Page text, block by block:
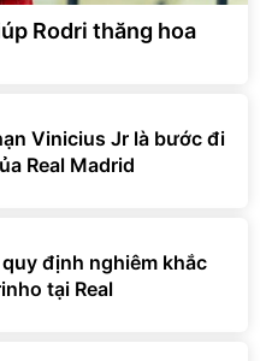
Rodri thăng hoa
Vinicius Jr là bước đi
Real Madrid
định nghiêm khắc
tại Real